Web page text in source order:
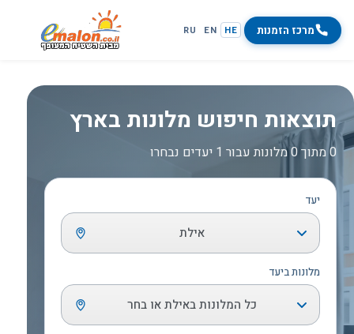
מרכז הזמנות HE
EN
RU
תוצאות חיפוש מלונות בארץ
0 מתוך 0 מלונות עבור 1 יעדים נבחרו
יעד
אילת
מלונות ביעד
כל המלונות באילת או בחר